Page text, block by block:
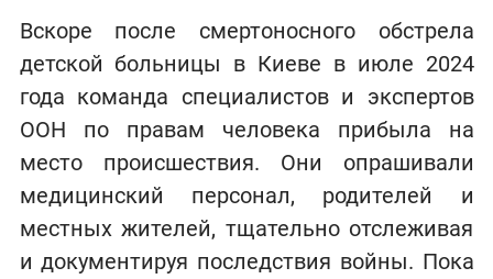
Вскоре после смертоносного обстрела
детской больницы в Киеве в июле 2024
года команда специалистов и экспертов
ООН по правам человека прибыла на
место происшествия. Они опрашивали
медицинский персонал, родителей и
местных жителей, тщательно отслеживая
и документируя последствия войны. Пока